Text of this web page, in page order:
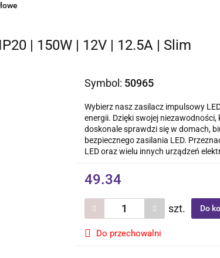
| 150W | 12V | 12.5A | Slim
Symbol: 50965
Wybierz nasz zasilacz impulsowy
energii. Dzięki swojej
doskonale sprawdzi się w domach,
bezpiecznego zasilania LED.
LED oraz wielu innych urządzeń
49.34
szt. Do
Do przechowalni